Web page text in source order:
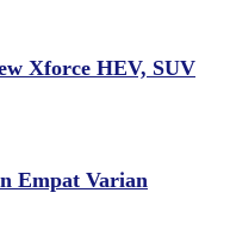
Xforce HEV, SUV
Empat Varian